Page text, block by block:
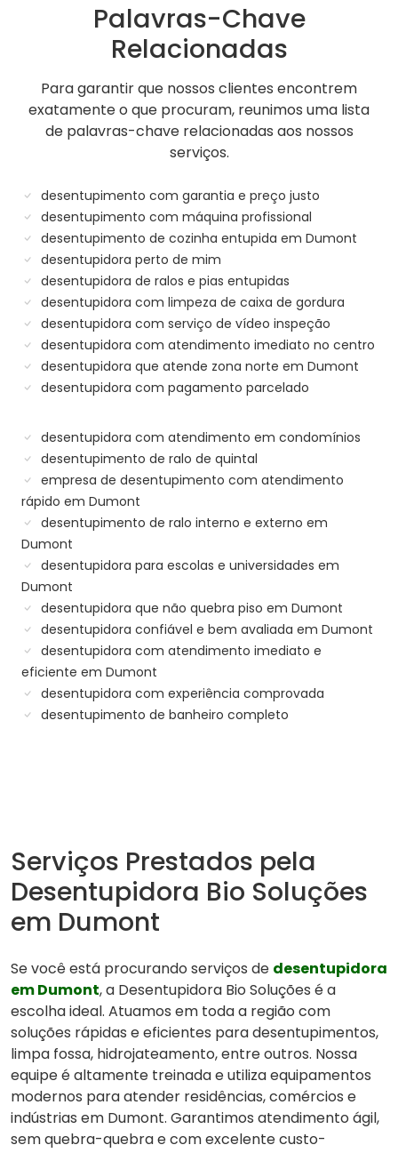
Palavras-Chave
Relacionadas
Para garantir que nossos clientes encontrem
exatamente o que procuram, reunimos uma lista
de palavras-chave relacionadas aos nossos
serviços.
desentupimento com garantia e preço justo
desentupimento com máquina profissional
desentupimento de cozinha entupida em Dumont
desentupidora perto de mim
desentupidora de ralos e pias entupidas
desentupidora com limpeza de caixa de gordura
desentupidora com serviço de vídeo inspeção
desentupidora com atendimento imediato no centro
desentupidora que atende zona norte em Dumont
desentupidora com pagamento parcelado
desentupidora com atendimento em condomínios
desentupimento de ralo de quintal
empresa de desentupimento com atendimento
rápido em Dumont
desentupimento de ralo interno e externo em
Dumont
desentupidora para escolas e universidades em
Dumont
desentupidora que não quebra piso em Dumont
desentupidora confiável e bem avaliada em Dumont
desentupidora com atendimento imediato e
eficiente em Dumont
desentupidora com experiência comprovada
desentupimento de banheiro completo
Serviços Prestados pela
Desentupidora Bio Soluções
em Dumont
Se você está procurando serviços de desentupidora
em Dumont, a Desentupidora Bio Soluções é a
escolha ideal. Atuamos em toda a região com
soluções rápidas e eficientes para desentupimentos,
limpa fossa, hidrojateamento, entre outros. Nossa
equipe é altamente treinada e utiliza equipamentos
modernos para atender residências, comércios e
indústrias em Dumont. Garantimos atendimento ágil,
sem quebra-quebra e com excelente custo-